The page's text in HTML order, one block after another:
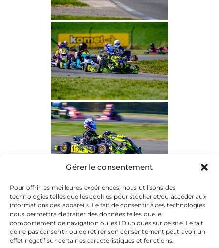
Gérer le consentement
Pour offrir les meilleures expériences, nous utilisons des
technologies telles que les cookies pour stocker et/ou accéder aux
informations des appareils. Le fait de consentir à ces technologies
nous permettra de traiter des données telles que le
comportement de navigation ou les ID uniques sur ce site. Le fait
de ne pas consentir ou de retirer son consentement peut avoir un
effet négatif sur certaines caractéristiques et fonctions.